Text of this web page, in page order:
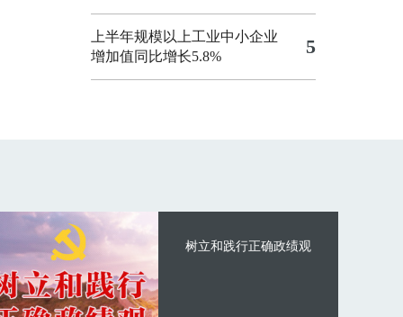
上半年规模以上工业中小企业
增加值同比增长5.8%
5
树立和践行正确政绩观